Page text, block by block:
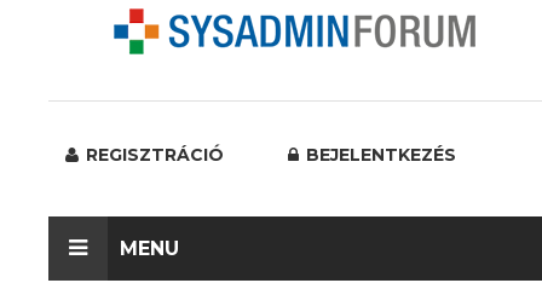
REGISZTRÁCIÓ BEJELENTKEZÉS
MENU